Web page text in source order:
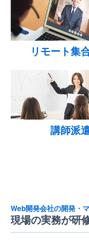
リモート集
講師派
Web開発会社の開発・
現場の実務が研